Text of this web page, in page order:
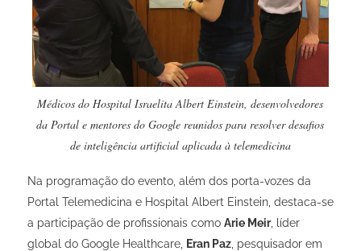
Médicos do Hospital Israelita Albert Einstein, desenvolvedores
da Portal e mentores do Google reunidos para resolver desafios
de inteligência artificial aplicada à telemedicina
Na programação do evento, além dos porta-vozes da
Portal Telemedicina e Hospital Albert Einstein, destaca-se
a participação de profissionais como Arie Meir, líder
global do Google Healthcare,
Eran Paz, pesquisador em